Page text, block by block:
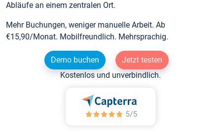
Abläufe an einem zentralen Ort.
Mehr Buchungen, weniger manuelle Arbeit. Ab
€15,90/Monat. Mobilfreundlich. Mehrsprachig.
Demo buchen
Jetzt testen
Kostenlos und unverbindlich.